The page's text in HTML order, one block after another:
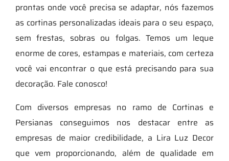
prontas onde você precisa se adaptar, nós fazemos
as cortinas personalizadas ideais para o seu espaço,
sem frestas, sobras ou folgas. Temos um leque
enorme de cores, estampas e materiais, com certeza
você vai encontrar o que está precisando para sua
decoração. Fale conosco!
Com diversos empresas no ramo de Cortinas e
Persianas conseguimos nos destacar entre as
empresas de maior credibilidade, a Lira Luz Decor
que vem proporcionando, além de qualidade em